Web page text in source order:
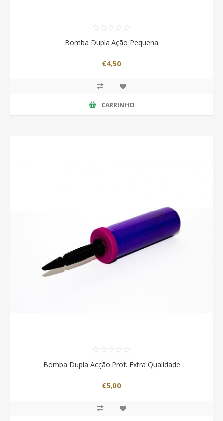
Bomba Dupla Ação Pequena
€4,50
CARRINHO
Bomba Dupla Acção Prof. Extra Qualidade
€5,00